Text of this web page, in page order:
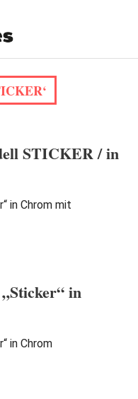
STICKER / in
in Chrom mit
in
in Chrom